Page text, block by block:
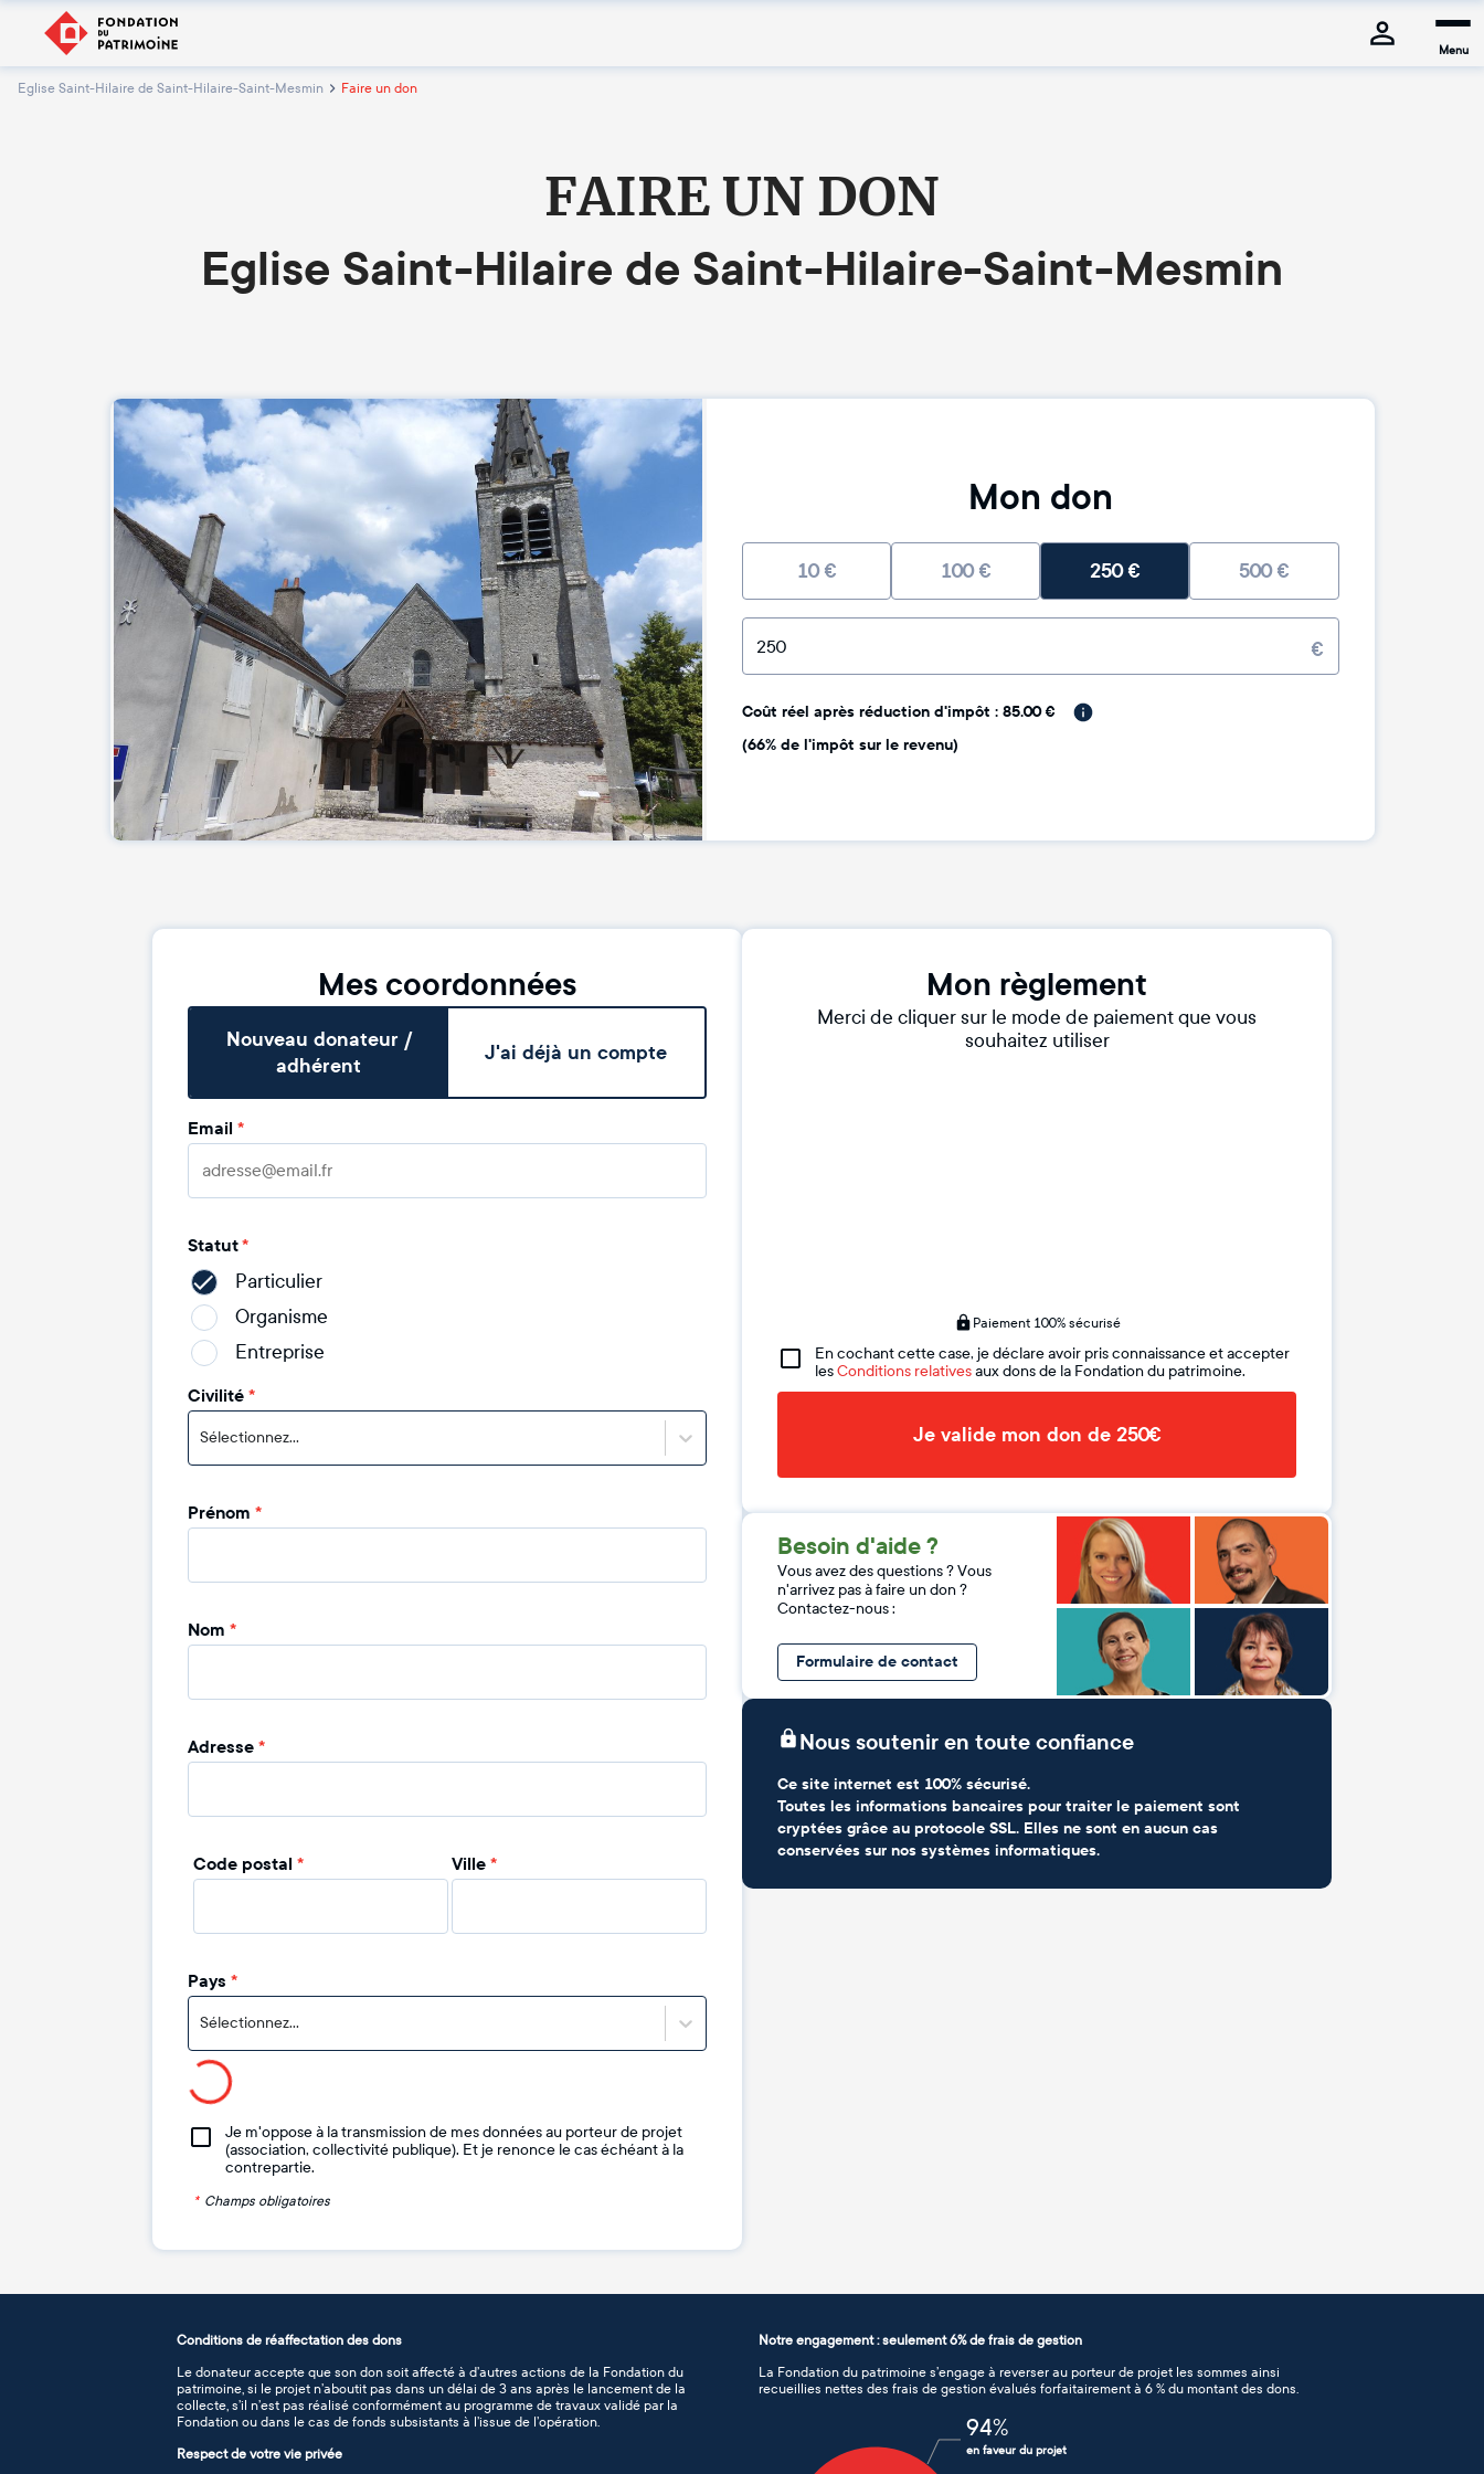
Menu
Eglise Saint-Hilaire de Saint-Hilaire-Saint-Mesmin Faire un don
FAIRE UN DON
Eglise Saint-Hilaire de Saint-Hilaire-Saint-Mesmin
Mon don
10€ 100€ 250€ 500€
€
Coût réel après réduction d'impôt : 85.00 €
(66% de l'impôt sur le revenu)
Mes coordonnées
Nouveau donateur /
adhérent
J'ai déjà un compte
Email *
Statut*
Particulier
Organisme
Entreprise
Civilité*
Sélectionnez...
Prénom *
Nom *
Adresse*
Code postal * Ville*
Pays *
Sélectionnez...
Je m'oppose à la transmission de mes données au porteur de projet
(association, collectivité publique). Et je renonce le cas échéant à la
contrepartie.
* Champs obligatoires
Mon règlement
Merci de cliquer sur le mode de paiement que vous
souhaitez utiliser
Paiement 100% sécurisé
En cochant cette case, je déclare avoir pris connaissance et accepter
lesConditions relativesaux dons de la Fondation du patrimoine.
Je valide mon don de 250€
Besoin d'aide ?
Vous avez des questions ? Vous
n'arrivez pas à faire un don ?
Contactez-nous :
Formulaire de contact
Nous soutenir en toute confiance
Ce site internet est 100% sécurisé.
Toutes les informations bancaires pour traiter le paiement sont
cryptées grâce au protocole SSL. Elles ne sont en aucun cas
conservées sur nos systèmes informatiques.
Conditions de réaffectation des dons
Le donateur accepte que son don soit affecté à d’autres actions de la Fondation du
patrimoine, si le projet n’aboutit pas dans un délai de 3 ans après le lancement de la
collecte, s’il n’est pas réalisé conformément au programme de travaux validé par la
Fondation ou dans le cas de fonds subsistants à l’issue de l’opération.
Respect de votre vie privée
Notre engagement : seulement 6% de frais de gestion
La Fondation du patrimoine s’engage à reverser au porteur de projet les sommes ainsi
recueillies nettes des frais de gestion évalués forfaitairement à 6 % du montant des dons.
94%
en faveur du projet